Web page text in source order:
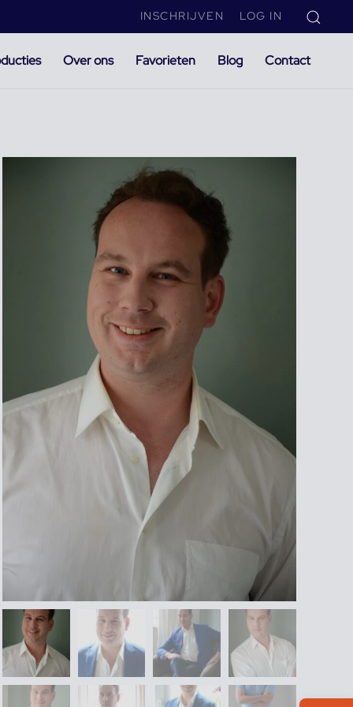
INSCHRIJVEN LOG IN
Over ons Favorieten Blog Contact